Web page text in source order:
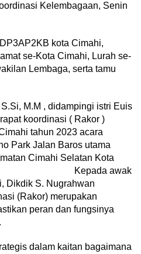
Kelembagaan, Senin
kota Cimahi,
se-Kota Cimahi, Lurah se-
Lembaga, serta tamu
M.M , didampingi istri Euis
koordinasi ( Rakor )
tahun 2023 acara
Park Jalan Baros utama
Cimahi Selatan Kota
awak
Dikdik S. Nugrahwan
(Rakor) merupakan
peran dan fungsinya
dalam kaitan bagaimana